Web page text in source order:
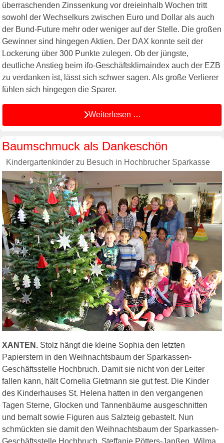
überraschenden Zinssenkung vor dreieinhalb Wochen tritt
sowohl der Wechselkurs zwischen Euro und Dollar als auch
der Bund-Future mehr oder weniger auf der Stelle. Die großen
Gewinner sind hingegen Aktien. Der DAX konnte seit der
Lockerung über 300 Punkte zulegen. Ob der jüngste,
deutliche Anstieg beim ifo-Geschäftsklimaindex auch der EZB
zu verdanken ist, lässt sich schwer sagen. Als große Verlierer
fühlen sich hingegen die Sparer.
Weiterlesen …
Baumschmuck als Dankeschön
Kindergartenkinder zu Besuch in Hochbrucher Sparkasse
XANTEN. Stolz hängt die kleine Sophia den letzten
Papierstern in den Weihnachtsbaum der Sparkassen-
Geschäftsstelle Hochbruch. Damit sie nicht von der Leiter
fallen kann, hält Cornelia Gietmann sie gut fest. Die Kinder
des Kinderhauses St. Helena hatten in den vergangenen
Tagen Sterne, Glocken und Tannenbäume ausgeschnitten
und bemalt sowie Figuren aus Salzteig gebastelt. Nun
schmückten sie damit den Weihnachtsbaum der Sparkassen-
Geschäftsstelle Hochbruch. Steffanie Pötters-Janßen, Wilma